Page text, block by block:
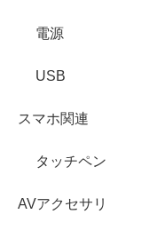
電源
USB
スマホ関連
タッチペン
AVアクセサリ